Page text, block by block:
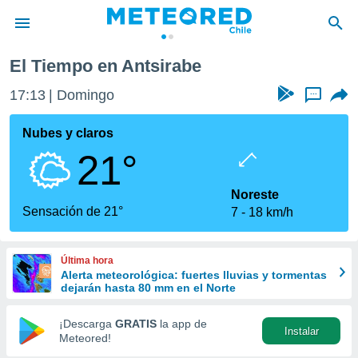
de
por
que se
calidad.
a este
las
y
forma
digital
basada
El Tiempo en Antsirabe
17:13 Domingo ...
Nubes y claros
21°
Sensación de 21°
Noreste
7
18 km/h
Última hora
Alerta meteorológica: fuertes lluvias y tormentas
dejarán hasta 80 mm en el Norte
¡Descarga GRATIS la app de
Meteored!
Instalar